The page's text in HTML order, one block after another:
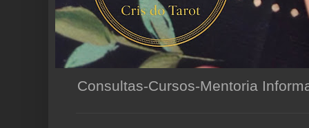
Consultas-Cursos-Mentoria